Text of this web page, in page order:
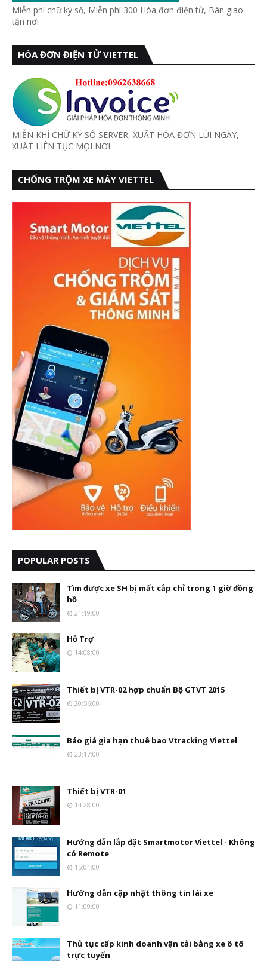
Miễn phí chữ ký số, Miễn phí 300 Hóa đơn điện tử, Bàn giao
tận nơi
HÓA ĐƠN ĐIỆN TỬ VIETTEL
MIỄN KHÍ CHỮ KÝ SỐ SERVER, XUẤT HÓA ĐƠN LÙI NGÀY,
XUẤT LIÊN TỤC MỌI NƠI
CHỐNG TRỘM XE MÁY VIETTEL
POPULAR POSTS
Tìm được xe SH bị mất cắp chỉ trong 1 giờ đồng
hồ
21:19:00
Hỗ Trợ
14:08:00
Thiết bị VTR-02 hợp chuẩn Bộ GTVT 2015
20:56:00
Báo giá gia hạn thuê bao Vtracking Viettel
23:17:00
Thiết bị VTR-01
14:28:00
Hướng đẫn lắp đặt Smartmotor Viettel - Không
có Remote
15:01:00
Hướng dẫn cập nhật thông tin lái xe
11:09:00
Thủ tục cấp kinh doanh vận tải bằng xe ô tô
trực tuyến